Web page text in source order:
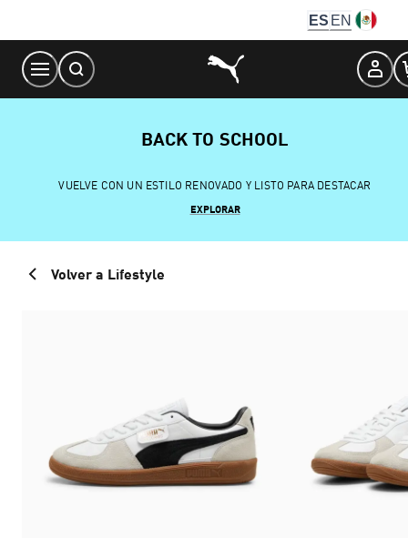
Content
ES EN
BACK TO SCHOOL
VUELVE CON UN ESTILO RENOVADO Y LISTO PARA DESTACAR
EXPLORAR
Volver a Lifestyle